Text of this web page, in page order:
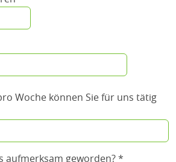
Woche können Sie für uns tätig
aufmerksam geworden? *